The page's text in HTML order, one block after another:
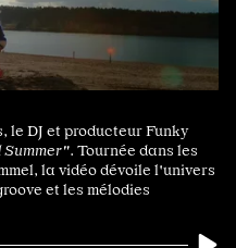
le DJ et producteur Funky
Summer". Tournée dans les
la vidéo dévoile l'univers
et les mélodies